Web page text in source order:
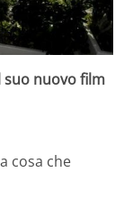
suo nuovo film
cosa che